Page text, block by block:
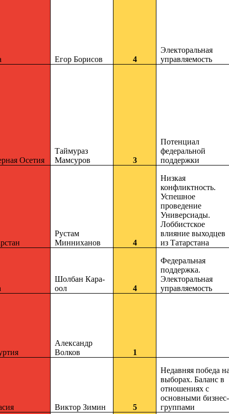
Егор Борисов 4
Электоральная
управляемость
Осетия
Таймураз
Мамсуров
3
Потенциал
федеральной
поддержки
Рустам
Минниханов
4
Низкая
конфликтность.
Успешное
проведение
Универсиады.
Лоббистское
влияние выходцев
из Татарстана
Шолбан Кара-
оол
4
Федеральная
поддержка.
Электоральная
управляемость
Александр
Волков
1
Виктор Зимин 5
Недавняя победа
выборах. Баланс в
отношениях с
основными бизнес-
группами